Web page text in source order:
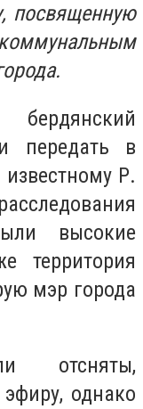
посвященную
передать в
Р.
высокие
территория
мэр города
отсняты,
однако